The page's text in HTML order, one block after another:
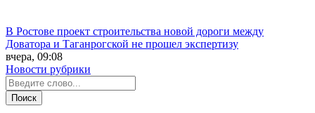
В Ростове проект строительства новой дороги между
Доватора и Таганрогской не прошел экспертизу
вчера, 09:08
Новости рубрики